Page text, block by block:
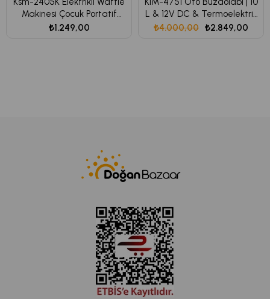
Makinesi Çocuk Portatif
Mutfak Mini Waffle Izgara
₺1.249,00
L & 12V DC & Termoelektrik
Soğutma & Type-C
₺2.849,00
₺4.000,00